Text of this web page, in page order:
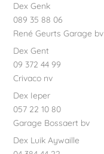
Dex Genk
089 35 88 06
René Geurts Garage bv
Dex Gent
09 372 44 99
Crivaco nv
Dex Ieper
057 22 10 80
Garage Bossaert bv
Dex Luik Aywaille